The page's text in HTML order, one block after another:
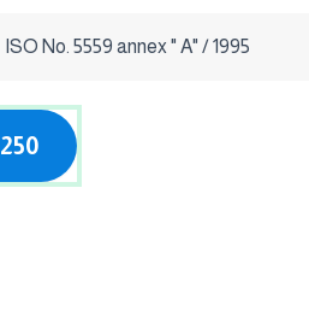
ISO No. 5559 annex " A" / 1995
250 ج.م